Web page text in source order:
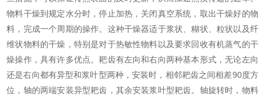
物料干燥到规定水分时，停止加热，关闭真空系统，取出干燥好的物
料，完成一个周期的操作。这种干燥器适于浆状、糊状、粒状以及纤
维状物料的干燥，特别是对于热敏性物料以及要求回收有机蒸气的干
燥操作，具有许多优点。耙齿有左向和右向两种基本形式，无论左向
还是右向都有异型和浆叶型两种，安装时，相邻耙齿之间相差90度方
位，轴的两端安装异型耙齿，其余安装浆叶型耙齿。轴旋转时，物料